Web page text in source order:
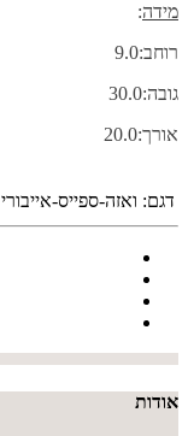
מידה:
רוחב:9.0
גובה:30.0
אורך:20.0
דגם: ואזה-ספייס-אייבורי
אודות